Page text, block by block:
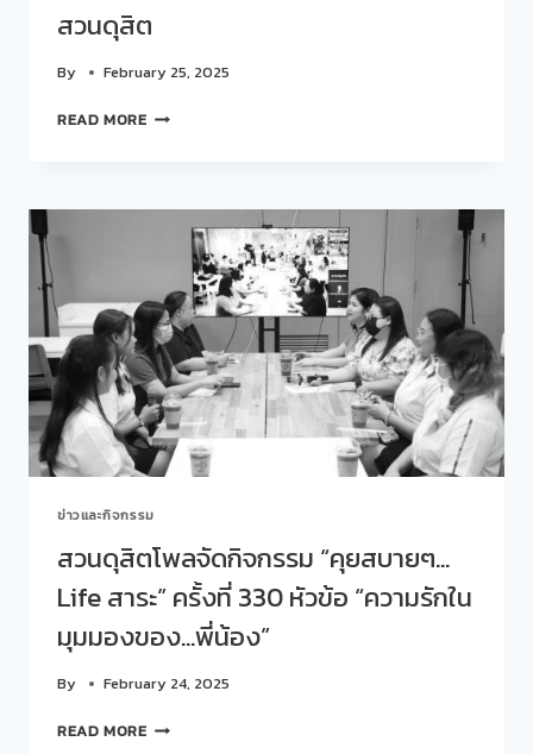
สวนดุสิต
By February 25, 2025
READ MOREสวน
เข้า
ขับ
เคลื่อน
ระบบ
คลัง
สารสนเทศ
ดิจิทัล
(DIGITAL
REPOSITORY)
สวนดุสิต
ข่าวและกิจกรรม
สวนดุสิตโพลจัดกิจกรรม “คุยสบายๆ…
Life สาระ” ครั้งที่ 330 หัวข้อ “ความรักใน
มุมมองของ…พี่น้อง”
By February 24, 2025
READ MOREสวน